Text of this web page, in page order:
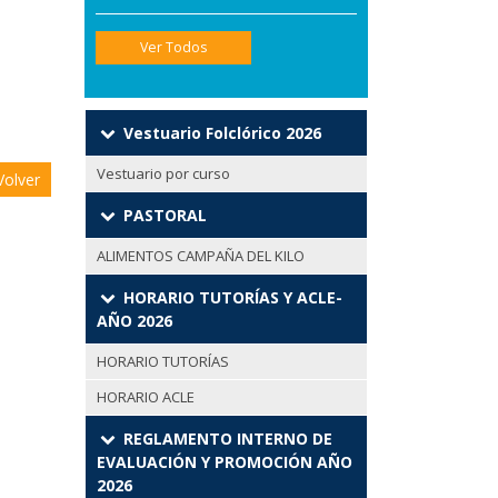
Ver Todos
Vestuario Folclórico 2026
Vestuario por curso
PASTORAL
ALIMENTOS CAMPAÑA DEL KILO
HORARIO TUTORÍAS Y ACLE-
AÑO 2026
HORARIO TUTORÍAS
HORARIO ACLE
REGLAMENTO INTERNO DE
EVALUACIÓN Y PROMOCIÓN AÑO
2026